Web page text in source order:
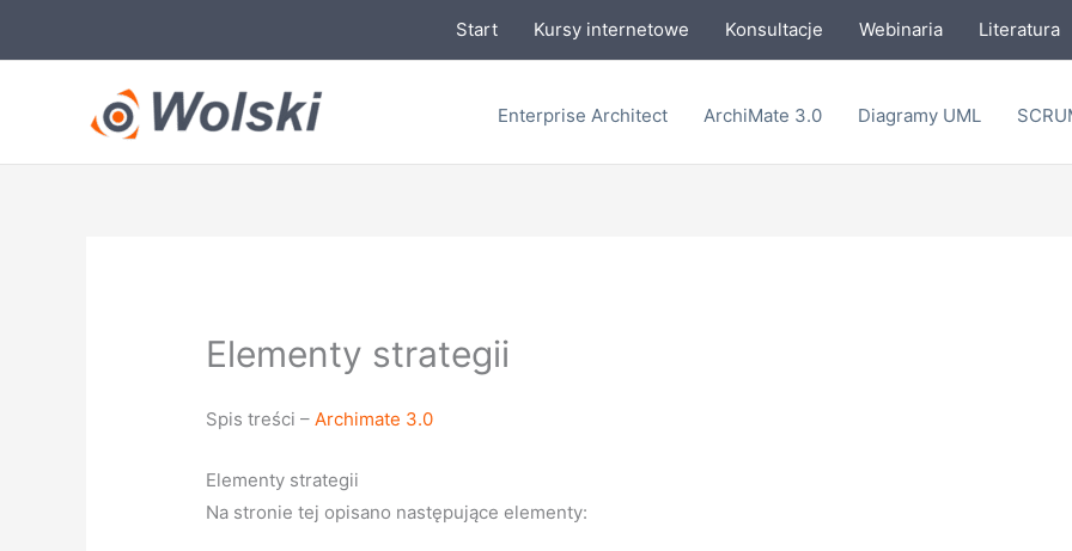
Start Kursy internetowe Konsultacje Webinaria Literatura
Enterprise Architect ArchiMate 3.0 Diagramy UML
Elementy strategii
Spis treści – Archimate 3.0
Elementy strategii
Na stronie tej opisano następujące elementy: